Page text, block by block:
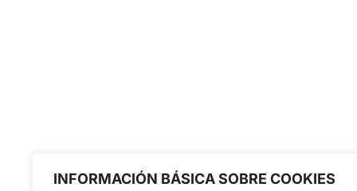
INFORMACIÓN BÁSICA SOBRE COOKIES